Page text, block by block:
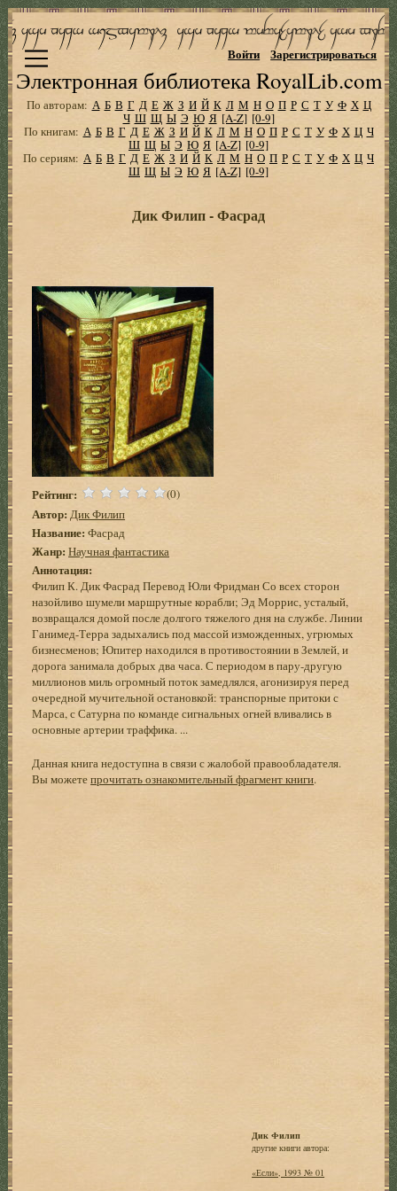
Электронная библиотека RoyalLib.com
Войти Зарегистрироваться
По авторам: А Б В Г Д Е Ж З И Й К Л М Н О П Р С Т У Ф Х Ц
Ч Ш Щ Ы Э Ю Я [A-Z] [0-9]
По книгам: А Б В Г Д Е Ж З И Й К Л М Н О П Р С Т У Ф Х Ц Ч
Ш Щ Ы Э Ю Я [A-Z] [0-9]
По сериям: А Б В Г Д Е Ж З И Й К Л М Н О П Р С Т У Ф Х Ц Ч
Ш Щ Ы Э Ю Я [A-Z] [0-9]
Дик Филип - Фасрад
Рейтинг: (0)
Автор: Дик Филип
Название: Фасрад
Жанр: Научная фантастика
Аннотация:
Филип К. Дик Фасрад Перевод Юли Фридман Со всех сторон
назойливо шумели маршрутные корабли; Эд Моррис, усталый,
возвращался домой после долгого тяжелого дня на службе. Линии
Ганимед-Терра задыхались под массой изможденных, угрюмых
бизнесменов; Юпитер находился в противостоянии в Землей, и
дорога занимала добрых два часа. С периодом в пару-другую
миллионов миль огромный поток замедлялся, агонизируя перед
очередной мучительной остановкой: транспорные притоки с
Марса, с Сатурна по команде сигнальных огней вливались в
основные артерии траффика. ...
Данная книга недоступна в связи с жалобой правообладателя.
Вы можетепрочитать ознакомительный фрагмент книги.
Дик Филип
другие книги автора:
«Если», 1993 № 01